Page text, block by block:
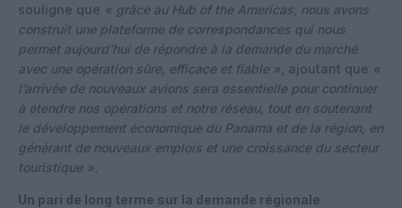
souligne que « grâce au Hub of the Americas, nous avons
construit une plateforme de correspondances qui nous
permet aujourd’hui de répondre à la demande du marché
avec une opération sûre, efficace et fiable » , ajoutant que «
l’arrivée de nouveaux avions sera essentielle pour continuer
à étendre nos opérations et notre réseau, tout en soutenant
le développement économique du Panama et de la région, en
générant de nouveaux emplois et une croissance du secteur
touristique ».
Un pari de long terme sur la demande régionale